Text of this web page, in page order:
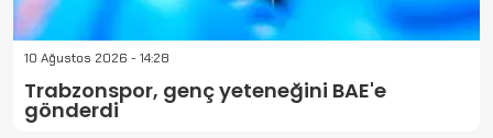
10 Ağustos 2026 - 14:28
Trabzonspor, genç yeteneğini BAE'e
gönderdi